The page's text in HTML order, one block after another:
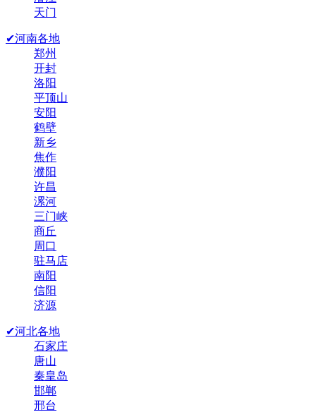
天门
✔河南各地
郑州
开封
洛阳
平顶山
安阳
鹤壁
新乡
焦作
濮阳
许昌
漯河
三门峡
商丘
周口
驻马店
南阳
信阳
济源
✔河北各地
石家庄
唐山
秦皇岛
邯郸
邢台